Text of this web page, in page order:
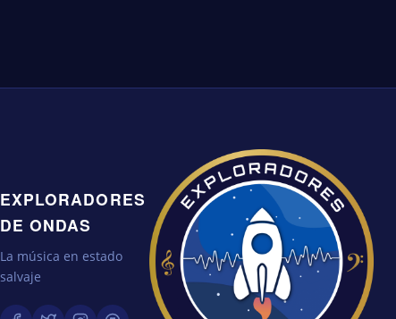
EXPLORADORES
DE ONDAS
La música en estado
salvaje